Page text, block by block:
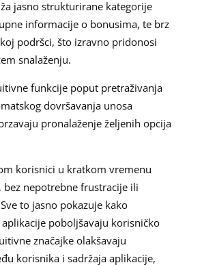
jasno strukturirane kategorije
informacije o bonusima, te brz
podršci, što izravno pridonosi
snalaženju.
funkcije poput pretraživanja
dovršavanja unosa
pronalaženje željenih opcija
korisnici u kratkom vremenu
bez nepotrebne frustracije ili
to jasno pokazuje kako
poboljšavaju korisničko
značajke olakšavaju
korisnika i sadržaja aplikacije,